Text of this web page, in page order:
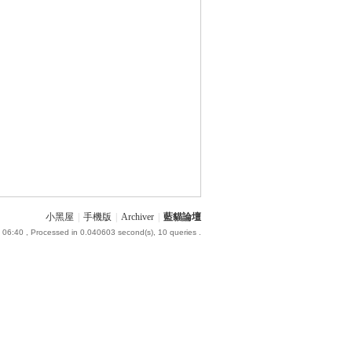
小黑屋 手機版 Archiver 藍貓論壇
06:40 , Processed in 0.040603 second(s), 10 queries .